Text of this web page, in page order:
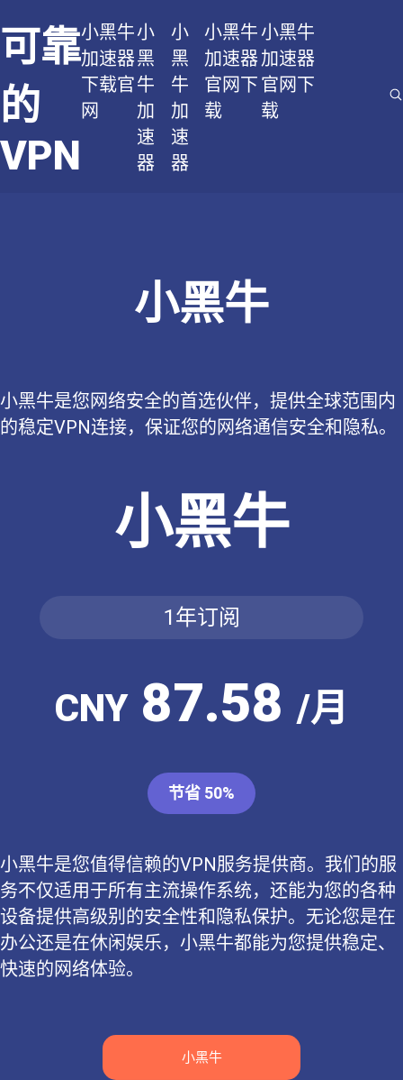
可靠
的
VPN
小黑牛
加速器
下载官
网
小
黑
牛
加
速
器
小
黑
牛
加
速
器
小黑牛
加速器
官网下
载
小黑牛
加速器
官网下
载
小黑牛
小黑牛是您网络安全的首选伙伴，提供全球范围内
的稳定VPN连接，保证您的网络通信安全和隐私。
小黑牛
1年订阅
CNY87.58 /月
节省 50%
小黑牛是您值得信赖的VPN服务提供商。我们的服
务不仅适用于所有主流操作系统，还能为您的各种
设备提供高级别的安全性和隐私保护。无论您是在
办公还是在休闲娱乐，小黑牛都能为您提供稳定、
快速的网络体验。
小黑牛